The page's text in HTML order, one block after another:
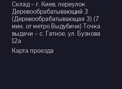
Склад – г. Киев, переулок
Деревообрабатывающий 3
(Деревообрабатывающая 3) (7
мин. от метро Выдубичи) Точка
выдачи – с. Гатное, ул. Бузкова
12а
Карта проезда